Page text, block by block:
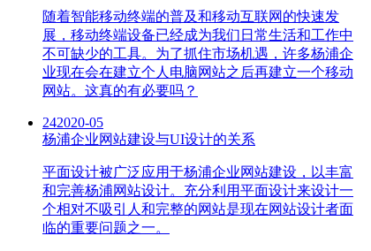
随着智能移动终端的普及和移动互联网的快速发
展，移动终端设备已经成为我们日常生活和工作中
不可缺少的工具。为了抓住市场机遇，许多杨浦企
业现在会在建立个人电脑网站之后再建立一个移动
网站。这真的有必要吗？
242020-05
杨浦企业网站建设与UI设计的关系
平面设计被广泛应用于杨浦企业网站建设，以丰富
和完善杨浦网站设计。充分利用平面设计来设计一
个相对不吸引人和完整的网站是现在网站设计者面
临的重要问题之一。